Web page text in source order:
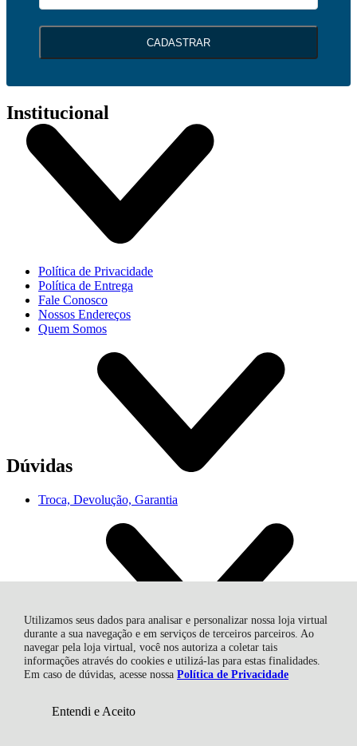
Utilizamos seus dados para analisar e personalizar nossa loja virtual
durante a sua navegação e em serviços de terceiros parceiros. Ao
navegar pela loja virtual, você nos autoriza a coletar tais
informações através do cookies e utilizá-las para estas finalidades.
Em caso de dúvidas, acesse nossa Política de Privacidade
Entendi e Aceito
CADASTRAR
Institucional
Política de Privacidade
Política de Entrega
Fale Conosco
Nossos Endereços
Quem Somos
Dúvidas
Troca, Devolução, Garantia
Compras
Meus Pedidos